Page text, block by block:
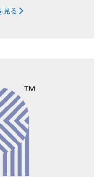
見る